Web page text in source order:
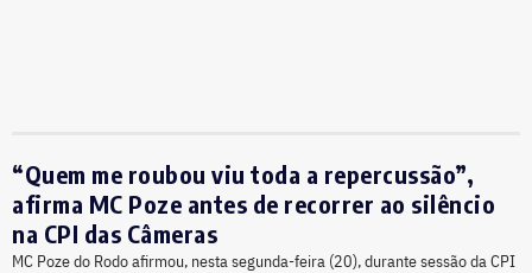
“Quem me roubou viu toda a repercussão”,
afirma MC Poze antes de recorrer ao silêncio
na CPI das Câmeras
MC Poze do Rodo afirmou, nesta segunda-feira (20), durante sessão da CPI